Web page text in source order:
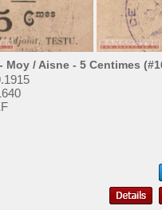
Republik
Moy / Aisne - 5 Centimes